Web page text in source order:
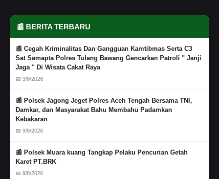
📰 BERITA TERBARU
📰 Cegah Kriminalitas Dan Gangguan Kamtibmas Serta C3
Sat Samapta Polres Tulang Bawang Gencarkan Patroli " Janji
Jaga " Di Wisata Cakat Raya
📅 9/8/2026
📰 Polsek Jagong Jeget Polres Aceh Tengah Bersama TNI,
Damkar, dan Masyarakat Bahu Membahu Padamkan
Kebakaran
📅 9/8/2026
📰 Polsek Muara kuang Tangkap Pelaku Pencurian Getah
Karet PT.BRK
📅 9/8/2026